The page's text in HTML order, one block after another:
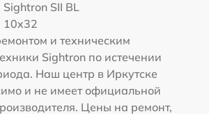
Sightron SII BL
10x32
и техническим
Sightron по истечении
Наш центр в Иркутске
и не имеет официальной
Цены на ремонт,